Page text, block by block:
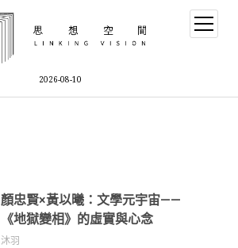
2026-08-10
顏忠賢×黃以曦：文學元宇宙——
《地獄變相》的虛實與心念
沐羽